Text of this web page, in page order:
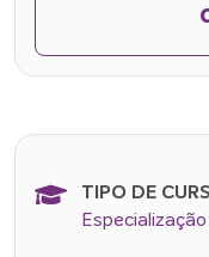
TIPO DE
Especialização